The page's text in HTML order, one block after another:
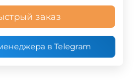
заказ
в Telegram